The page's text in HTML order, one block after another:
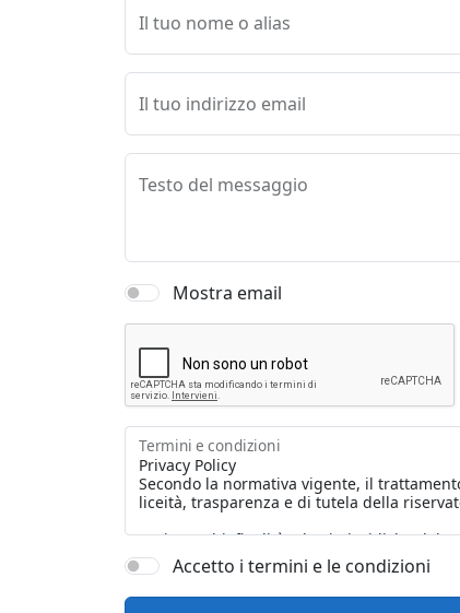
Il tuo nome o alias
Il tuo indirizzo email
Testo del messaggio
Mostra email
Termini e condizioni
Accetto i termini e le condizioni